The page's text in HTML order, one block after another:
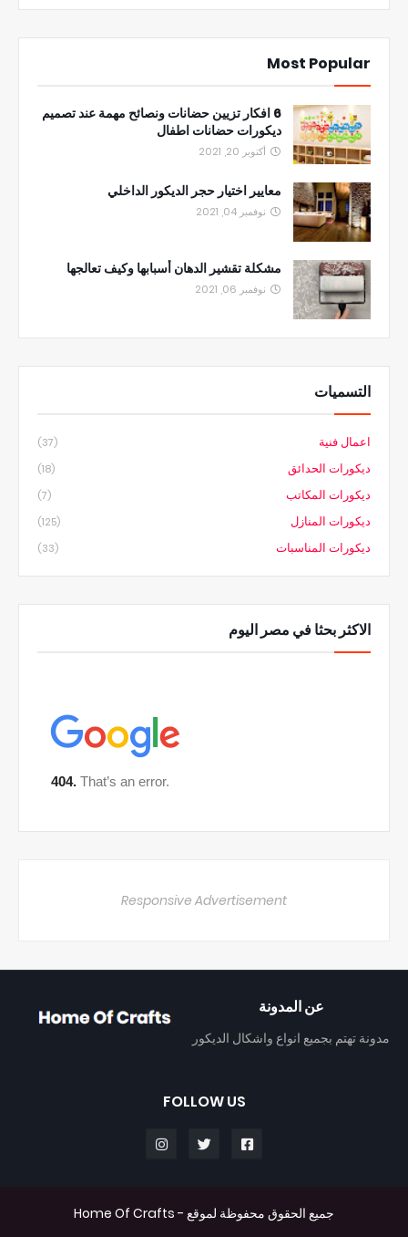
Most Popular
6 افكار تزيين حضانات ونصائح مهمة عند تصميم
ديكورات حضانات اطفال
أكتوبر 20, 2021
معايير اختيار حجر الديكور الداخلي
نوفمبر 04, 2021
مشكلة تقشير الدهان أسبابها وكيف تعالجها
نوفمبر 06, 2021
التسميات
اعمال فنية (37)
ديكورات الحدائق (18)
ديكورات المكاتب (7)
ديكورات المنازل (125)
ديكورات المناسبات (33)
الاكثر بحثا في مصر اليوم
Responsive Advertisement
عن المدونة
مدونة تهتم بجميع انواع واشكال الديكور
FOLLOW US
جميع الحقوق محفوظة لموقع - Home Of Crafts